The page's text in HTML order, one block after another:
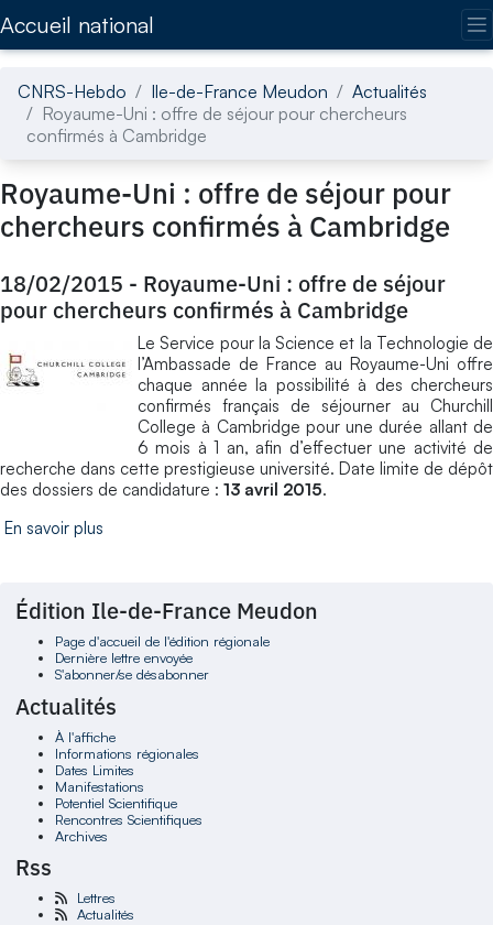
Accueil national
CNRS-Hebdo Ile-de-France Meudon
Actualités
Royaume-Uni : offre de séjour pour chercheurs
confirmés à Cambridge
Royaume-Uni : offre de séjour pour
chercheurs confirmés à Cambridge
18/02/2015 - Royaume-Uni : offre de séjour
pour chercheurs confirmés à Cambridge
Le Service pour la Science et la Technologie de
l’Ambassade de France au Royaume-Uni offre
chaque année la possibilité à des chercheurs
confirmés français de séjourner au Churchill
College à Cambridge pour une durée allant de
6 mois à 1 an, afin d’effectuer une activité de
recherche dans cette prestigieuse université. Date limite de dépôt
des dossiers de candidature : 13 avril 2015.
En savoir plus
Édition Ile-de-France Meudon
Page d'accueil de l'édition régionale
Dernière lettre envoyée
S'abonner/se désabonner
Actualités
À l'affiche
Informations régionales
Dates Limites
Manifestations
Potentiel Scientifique
Rencontres Scientifiques
Archives
Rss
Lettres
Actualités